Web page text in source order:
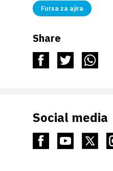
Fursa za ajira
Share
Social media